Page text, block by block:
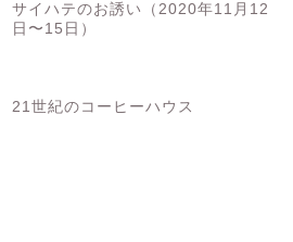
サイハテのお誘い（2020年11月12
日〜15日）
21世紀のコーヒーハウス